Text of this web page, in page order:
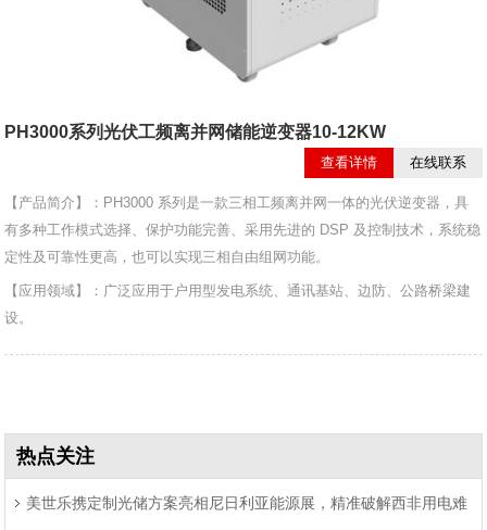
PH3000系列光伏工频离并网储能逆变器10-12KW
查看详情 在线联系
【产品简介】：PH3000 系列是一款三相工频离并网一体的光伏逆变器，具
有多种工作模式选择、保护功能完善、采用先进的 DSP 及控制技术，系统稳
定性及可靠性更高，也可以实现三相自由组网功能。
【应用领域】：广泛应用于户用型发电系统、通讯基站、边防、公路桥梁建
设。
热点关注
美世乐携定制光储方案亮相尼日利亚能源展，精准破解西非用电难